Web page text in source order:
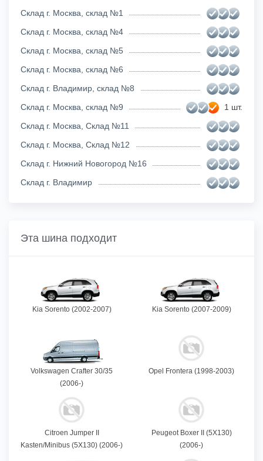
Склад г. Москва, склад №1
Склад г. Москва, склад №4
Склад г. Москва, склад №5
Склад г. Москва, склад №6
Склад г. Владимир, склад №8
Склад г. Москва, склад №9
1 шт.
Склад г. Москва, Склад №11
Склад г. Москва, Склад №12
Склад г. Нижний Новогород №16
Склад г. Владимир
Эта шина подходит
Kia Sorento (2002-2007) Kia Sorento (2007-2009)
Volkswagen Crafter 30/35
(2006-)
Opel Frontera (1998-2003)
Citroen Jumper II
Kasten/Minibus (5X130) (2006-)
Peugeot Boxer II (5X130)
(2006-)